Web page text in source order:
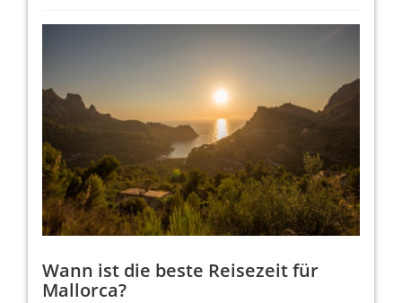
Wann ist die beste Reisezeit für
Mallorca?